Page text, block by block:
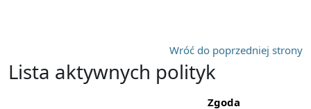
Wróć do poprzedniej strony
Lista aktywnych polityk
Zgoda